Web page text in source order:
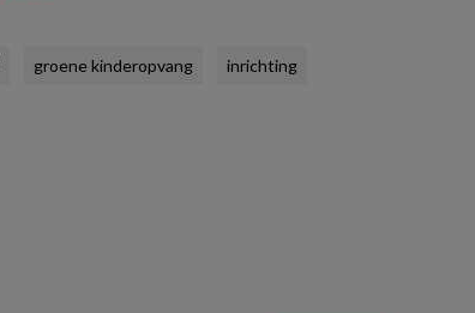
groene kinderopvang inrichting